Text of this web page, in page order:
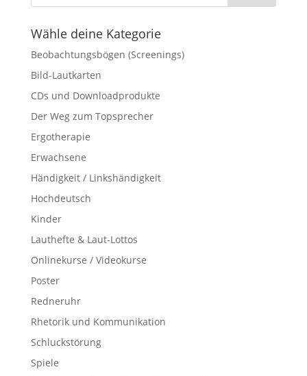
Wähle deine Kategorie
Beobachtungsbögen (Screenings)
Bild-Lautkarten
CDs und Downloadprodukte
Der Weg zum Topsprecher
Ergotherapie
Erwachsene
Händigkeit / Linkshändigkeit
Hochdeutsch
Kinder
Lauthefte & Laut-Lottos
Onlinekurse / Videokurse
Poster
Redneruhr
Rhetorik und Kommunikation
Schluckstörung
Spiele